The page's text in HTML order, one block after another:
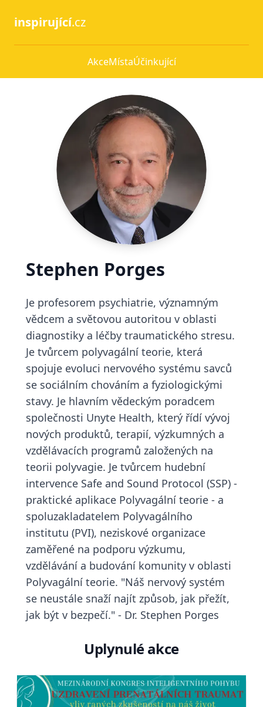
inspirující.cz
AkceMístaÚčinkující
Stephen Porges
Je profesorem psychiatrie, významným
vědcem a světovou autoritou v oblasti
diagnostiky a léčby traumatického stresu.
Je tvůrcem polyvagální teorie, která
spojuje evoluci nervového systému savců
se sociálním chováním a fyziologickými
stavy. Je hlavním vědeckým poradcem
společnosti Unyte Health, který řídí vývoj
nových produktů, terapií, výzkumných a
vzdělávacích programů založených na
teorii polyvagie. Je tvůrcem hudební
intervence Safe and Sound Protocol (SSP) -
praktické aplikace Polyvagální teorie - a
spoluzakladatelem Polyvagálního
institutu (PVI), neziskové organizace
zaměřené na podporu výzkumu,
vzdělávání a budování komunity v oblasti
Polyvagální teorie. "Náš nervový systém
se neustále snaží najít způsob, jak přežít,
jak být v bezpečí." - Dr. Stephen Porges
Uplynulé akce